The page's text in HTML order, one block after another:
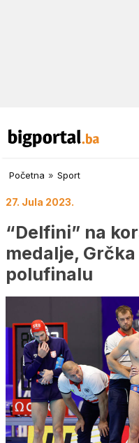
Početna » Sport
27. Jula 2023.
“Delfini” na
medalje,
polufinalu